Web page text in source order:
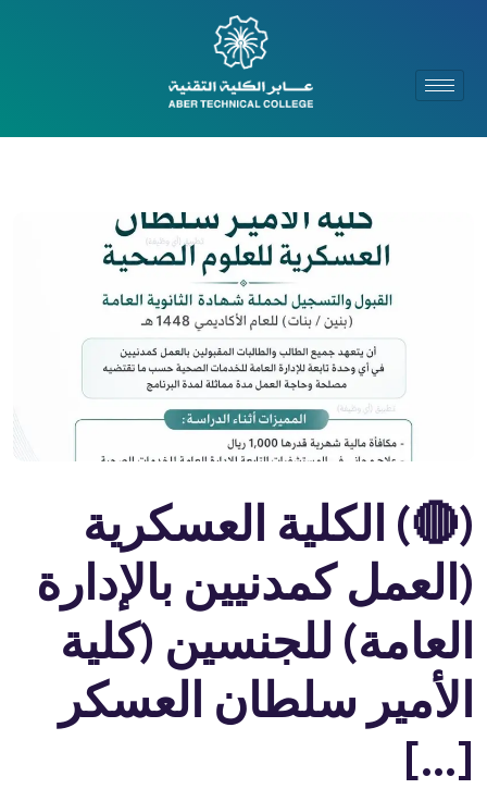
(🔴) الكلية العسكرية
(العمل كمدنيين بالإدارة
العامة) للجنسين (كلية
الأمير سلطان العسكر
[…]